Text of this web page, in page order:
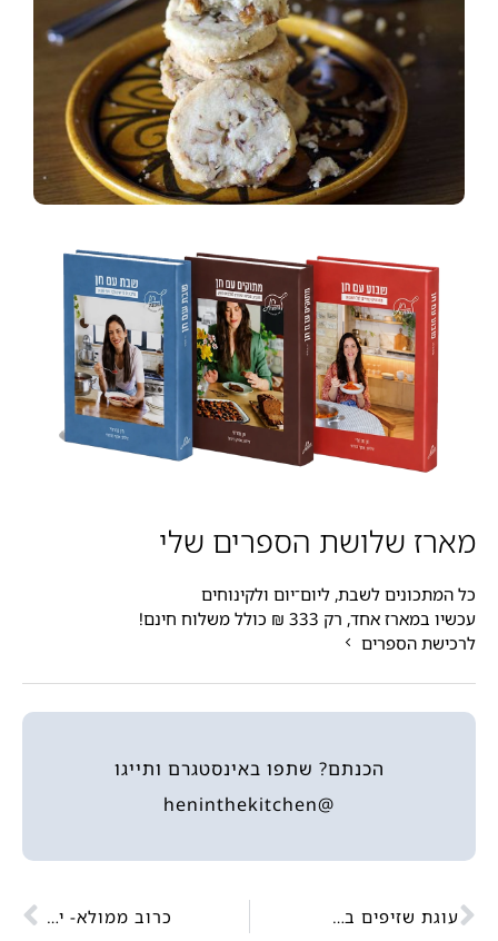
מארז שלושת הספרים שלי
כל המתכונים לשבת, ליום־יום ולקינוחים
עכשיו במארז אחד, רק 333 ₪ כולל משלוח חינם!
לרכישת הספרים
הכנתם? שתפו באינסטגרם ותייגו
@heninthekitchen
עוגת שזיפים בחושה וקרמבל כרוב ממולא- יפרח